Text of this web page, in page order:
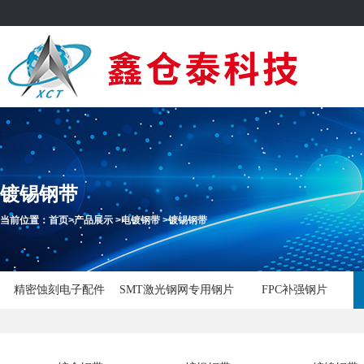
镀锡钢带
当前位置： 首页>产品展示 >电镀钢带 >镀锡钢带
精密蚀刻电子配件 SMT激光钢网专用钢片 FPC补强钢片